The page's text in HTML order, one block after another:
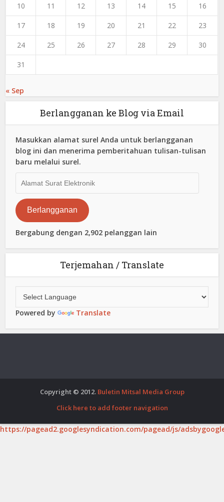
10 11 12 13 14 15 16
17 18 19 20 21 22 23
24 25 26 27 28 29 30
31
« Sep
Berlangganan ke Blog via Email
Masukkan alamat surel Anda untuk berlangganan
blog ini dan menerima pemberitahuan tulisan-tulisan
baru melalui surel.
Surat
Elektronik
Berlangganan
Bergabung dengan 2,902 pelanggan lain
Terjemahan / Translate
Powered by Translate
Copyright © 2012. Buletin Mitsal Media Group
Click here to add footer navigation
https://pagead2.googlesyndication.com/pagead/js/